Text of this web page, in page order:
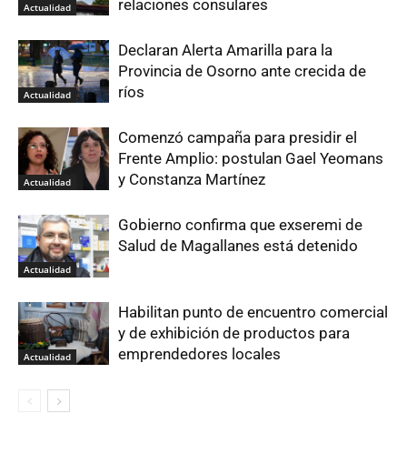
Actualidad relaciones consulares
Actualidad
Declaran Alerta Amarilla para la
Provincia de Osorno ante crecida de
ríos
Actualidad
Comenzó campaña para presidir el
Frente Amplio: postulan Gael Yeomans
y Constanza Martínez
Actualidad
Gobierno confirma que exseremi de
Salud de Magallanes está detenido
Actualidad
Habilitan punto de encuentro comercial
y de exhibición de productos para
emprendedores locales